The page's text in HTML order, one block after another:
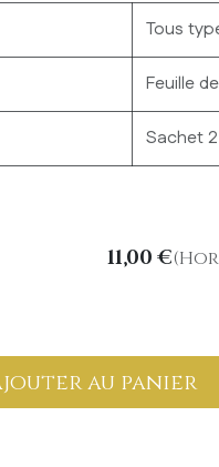
Tous
Feuille
Sachet
au panier
11,00 €